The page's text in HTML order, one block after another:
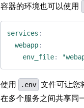
容器的环境也可以使用
services :
webapp:
env_file:
使用 .env 文件可让您
在多个服务之间共享同